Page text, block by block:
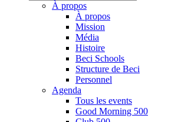
À propos
À propos
Mission
Média
Histoire
Beci Schools
Structure de Beci
Personnel
Agenda
Tous les events
Good Morning 500